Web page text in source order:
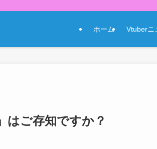
ホーム Vtuberニ
はご存知ですか？